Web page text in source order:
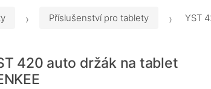
Příslušenství pro tablety YST
420 auto držák na tablet